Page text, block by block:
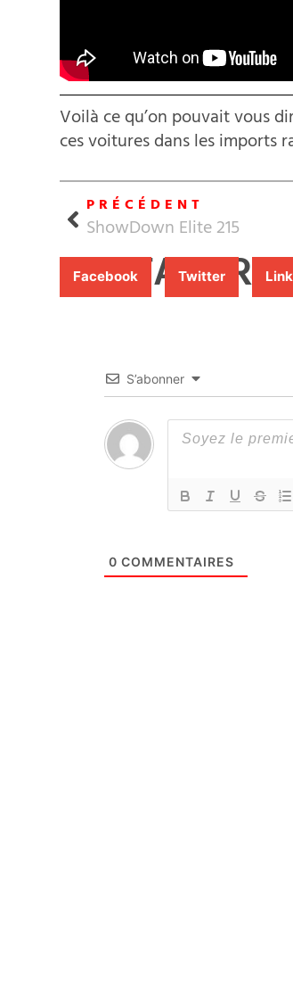
Voilà ce qu’on pouvait vous
ces voitures dans les imports
PRÉCÉDENT
ShowDown Elite 215
PARTAGER
Facebook Twitter
S’abonner
0 COMMENTAIRES